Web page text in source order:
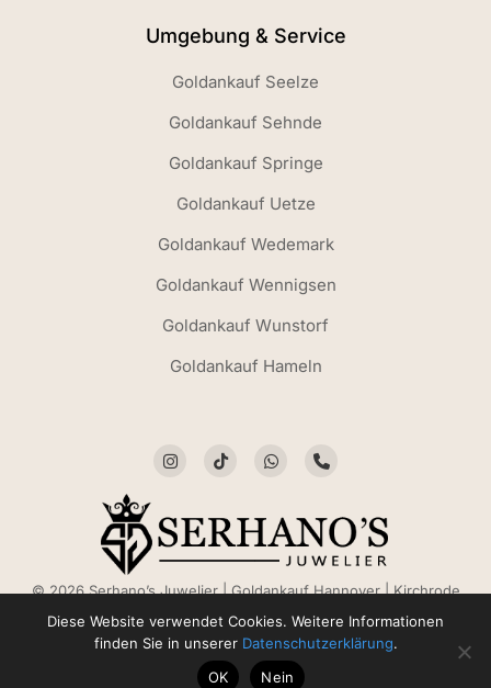
Umgebung & Service
Goldankauf Seelze
Goldankauf Sehnde
Goldankauf Springe
Goldankauf Uetze
Goldankauf Wedemark
Goldankauf Wennigsen
Goldankauf Wunstorf
Goldankauf Hameln
© 2026 Serhano’s Juwelier | Goldankauf Hannover | Kirchrode
Diese Website verwendet Cookies. Weitere Informationen
finden Sie in unserer Datenschutzerklärung.
OK
Nein